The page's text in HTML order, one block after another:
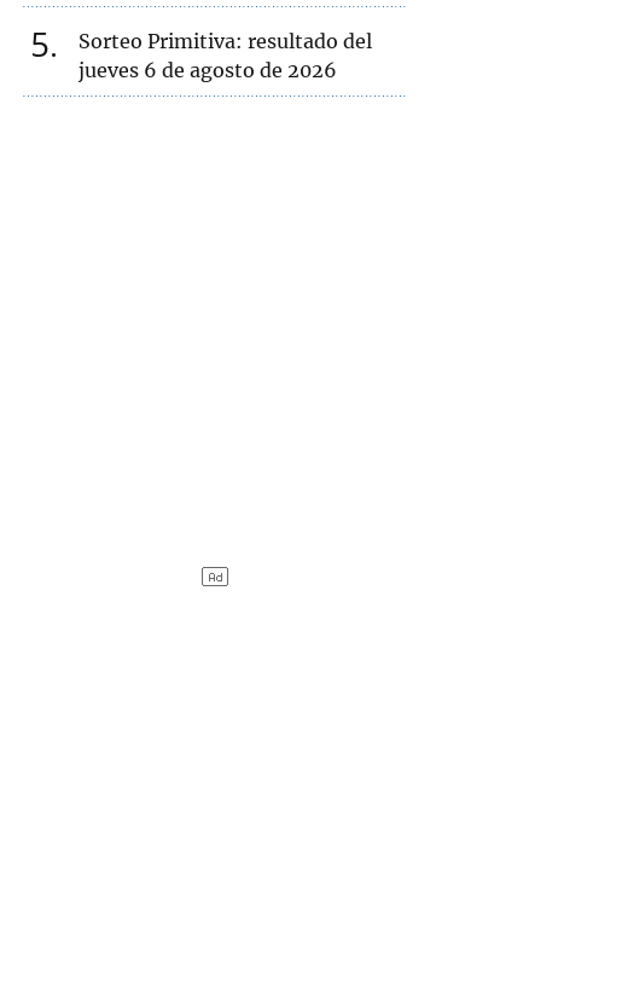
5
Sorteo Primitiva: resultado del
jueves 6 de agosto de 2026